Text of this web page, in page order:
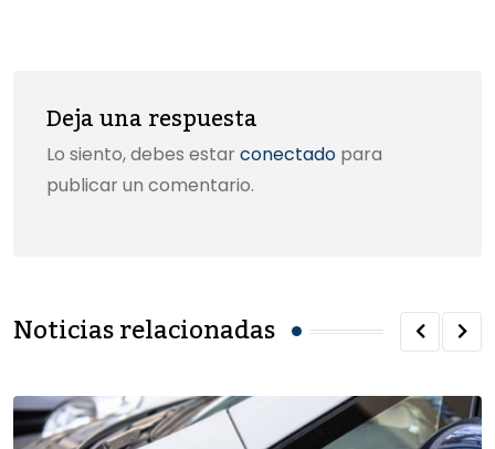
Deja una respuesta
Lo siento, debes estar conectado para
publicar un comentario.
Noticias relacionadas